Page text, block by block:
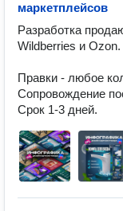
маркетплейсов
Разработка
Wildberries и Ozon.
Правки - любое
Сопровождение
Срок 1-3 дней.